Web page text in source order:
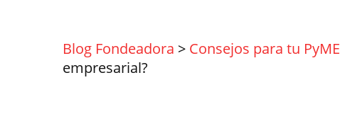
Blog Fondeadora > Consejos para tu PyME
empresarial?